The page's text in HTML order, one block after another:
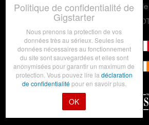
Termes et conditions
Politique
© 2012-2026
Politique de confidentialité de
Gigstarter
Nous prenons la protection de vos
données très au sérieux. Seules les
données nécessaires au fonctionnement
du site sont sauvegardées et elles sont
anonymisées pour garantir un maximum de
protection. Vous pouvez lire la déclaration
de confidentialitépour en savoir plus.
OK